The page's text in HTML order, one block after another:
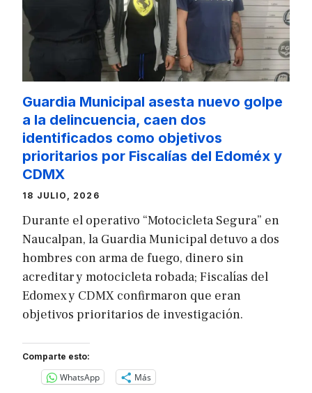
Guardia Municipal asesta nuevo golpe
a la delincuencia, caen dos
identificados como objetivos
prioritarios por Fiscalías del Edoméx y
CDMX
18 JULIO, 2026
Durante el operativo “Motocicleta Segura” en
Naucalpan, la Guardia Municipal detuvo a dos
hombres con arma de fuego, dinero sin
acreditar y motocicleta robada; Fiscalías del
Edomex y CDMX confirmaron que eran
objetivos prioritarios de investigación.
Comparte esto:
WhatsApp Más